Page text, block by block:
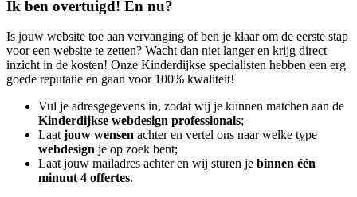
Ik ben overtuigd! En nu?
Is jouw website toe aan vervanging of ben je klaar om de eerste stap
voor een website te zetten? Wacht dan niet langer en krijg direct
inzicht in de kosten! Onze Kinderdijkse specialisten hebben een erg
goede reputatie en gaan voor 100% kwaliteit!
Vul je adresgegevens in, zodat wij je kunnen matchen aan de
Kinderdijkse webdesign professionals;
Laat jouw wensen achter en vertel ons naar welke type
webdesign je op zoek bent;
Laat jouw mailadres achter en wij sturen je binnen één
minuut 4 offertes.